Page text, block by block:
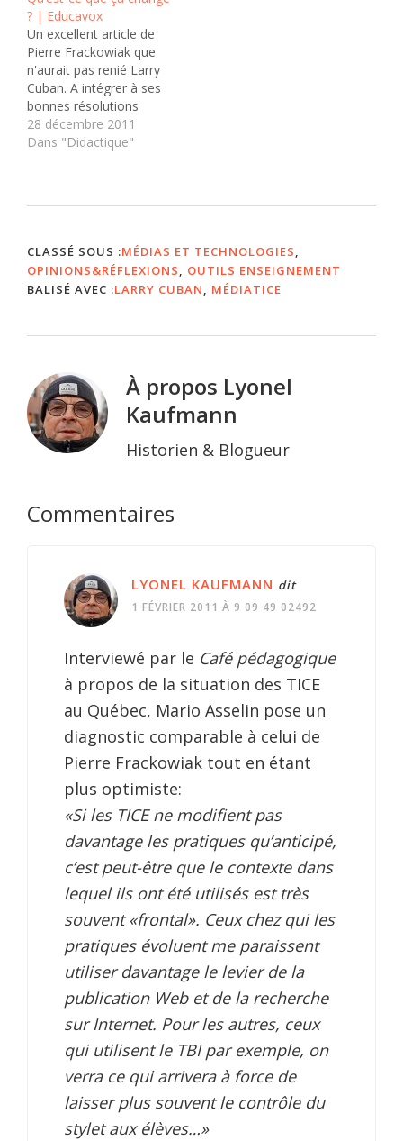
l'information et de la
communication dans les
écoles des États-Unis,
"les élèves et les
enseignants n'utilisent
pas ces technologies
quotidiennement, au
mieux…
? | Educavox
Un excellent article de
Pierre Frackowiak que
n'aurait pas renié Larry
Cuban. A intégrer à ses
bonnes résolutions
pédagogiques pour 2012.
Tout d'abord le constat :
la question « qu’est-ce
que ça change ? ».
J’évoquai…
28 décembre 2011
Dans "Didactique"
CLASSÉ SOUS :MÉDIAS ET TECHNOLOGIES,
OPINIONS&RÉFLEXIONS, OUTILS ENSEIGNEMENT
BALISÉ AVEC :LARRY CUBAN, MÉDIATICE
À propos Lyonel
Kaufmann
Historien & Blogueur
Interactions
lecteur
Commentaires
LYONEL KAUFMANN dit
1 FÉVRIER 2011 À 9 09 49 02492
Interviewé par le Café pédagogique
à propos de la situation des TICE
au Québec, Mario Asselin pose un
diagnostic comparable à celui de
Pierre Frackowiak tout en étant
plus optimiste:
«Si les TICE ne modifient pas
davantage les pratiques qu’anticipé,
c’est peut-être que le contexte dans
lequel ils ont été utilisés est très
souvent «frontal». Ceux chez qui les
pratiques évoluent me paraissent
utiliser davantage le levier de la
publication Web et de la recherche
sur Internet. Pour les autres, ceux
qui utilisent le TBI par exemple, on
verra ce qui arrivera à force de
laisser plus souvent le contrôle du
stylet aux élèves…»